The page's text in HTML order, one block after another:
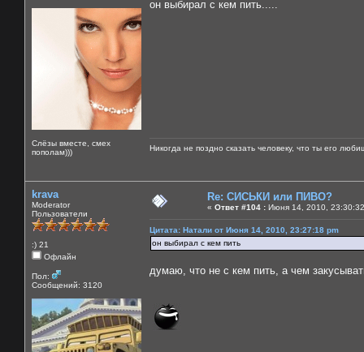
Слёзы вместе, смех
пополам)))
он выбирал с кем пить.....
Никогда не поздно сказать человеку, что ты его
krava
Moderator
Пользователи
:) 21
Офлайн
Пол:
Сообщений: 3120
Re: СИСЬКИ или ПИВО?
« Ответ #104 : Июня 14, 2010,
Цитата: Натали от Июня 14, 2010, 23:27:18 pm
он выбирал с кем пить
думаю, что не с кем пить, а чем